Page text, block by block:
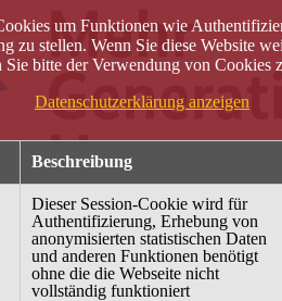
um Funktionen wie
zu stellen. Wenn Sie diese Website
Sie bitte der Verwendung von Cookies
Datenschutzerklärung anzeigen
Beschreibung
Dieser Session-Cookie wird für
Authentifizierung, Erhebung von
anonymisierten statistischen Daten
und anderen Funktionen benötigt
ohne die die Webseite nicht
vollständig funktioniert